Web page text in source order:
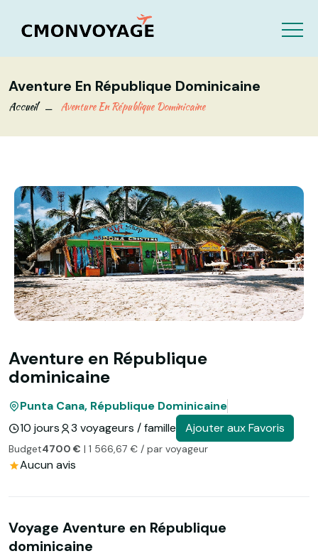
Aventure En République Dominicaine
Accueil Aventure En République Dominicaine
Aventure en République
dominicaine
Punta Cana, République Dominicaine
10 jours
3 voyageurs / famille Ajouter aux Favoris
Budget4700 € | 1 566,67 € / par voyageur
Aucun avis
Voyage Aventure en République
dominicaine